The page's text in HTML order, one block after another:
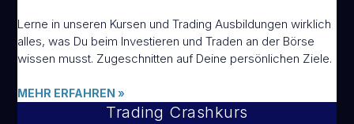
Lerne in unseren Kursen und Trading Ausbildungen wirklich
alles, was Du beim Investieren und Traden an der Börse
wissen musst. Zugeschnitten auf Deine persönlichen Ziele.
MEHR ERFAHREN»
Trading Crashkurs